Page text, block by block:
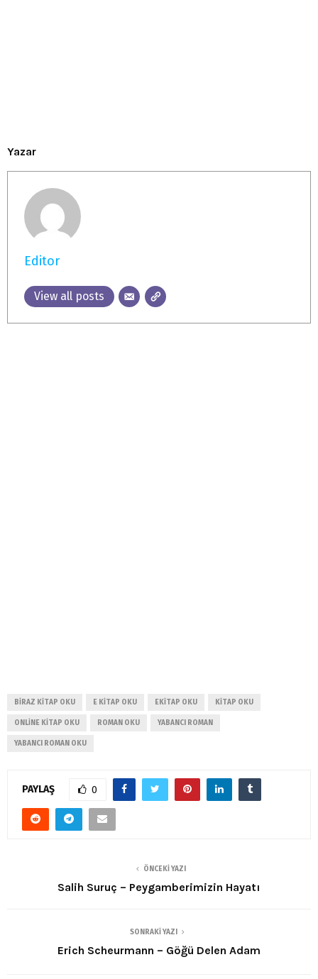
Yazar
Editor
View all posts
BIRAZ KITAP OKU E KITAP OKU EKITAP OKU KITAP OKU
ONLINE KITAP OKU ROMAN OKU YABANCI ROMAN
YABANCI ROMAN OKU
PAYLAŞ 0
ÖNCEKI YAZI
Salih Suruç – Peygamberimizin Hayatı
SONRAKI YAZI
Erich Scheurmann – Göğü Delen Adam